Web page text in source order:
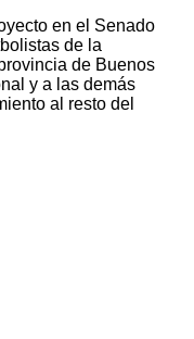
en el Senado
de la
de Buenos
y a las demás
al resto del